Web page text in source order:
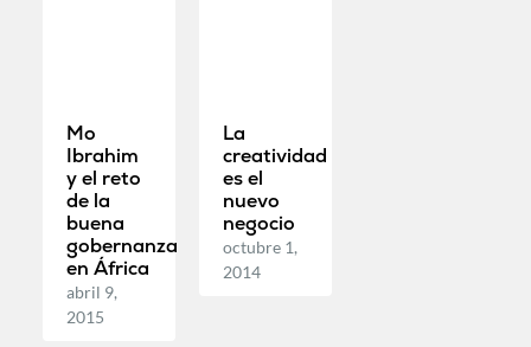
Mo
Ibrahim
y el reto
de la
buena
gobernanza
en África
abril 9,
2015
La
creatividad
es el
nuevo
negocio
octubre 1,
2014